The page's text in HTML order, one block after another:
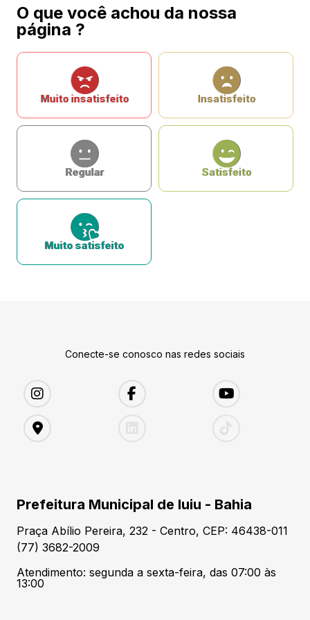
O que você achou da nossa
página ?
Muito insatisfeito Insatisfeito
Regular Satisfeito
Muito satisfeito
Conecte-se conosco nas redes sociais
Prefeitura Municipal de Iuiu - Bahia
Praça Abílio Pereira, 232 - Centro, CEP: 46438-011
(77) 3682-2009
Atendimento: segunda a sexta-feira, das 07:00 às
13:00